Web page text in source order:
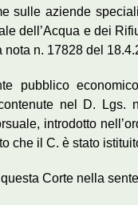
sulle aziende
dell’Acqua e dei
n. 17828 del
pubblico
nel D. Lgs.
introdotto
che il C. è stato
Corte nella